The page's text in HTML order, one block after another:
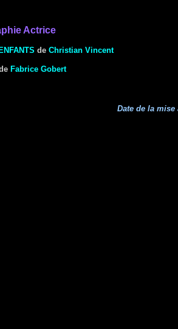
Actrice
de Christian Vincent
Fabrice Gobert
Date de la